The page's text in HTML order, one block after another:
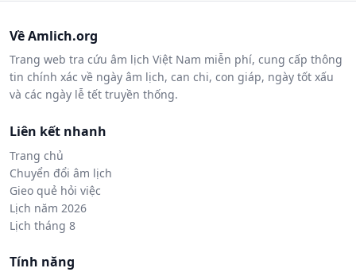
Về Amlich.org
Trang web tra cứu âm lịch Việt Nam miễn phí, cung cấp thông
tin chính xác về ngày âm lịch, can chi, con giáp, ngày tốt xấu
và các ngày lễ tết truyền thống.
Liên kết nhanh
Trang chủ
Chuyển đổi âm lịch
Gieo quẻ hỏi việc
Lịch năm 2026
Lịch tháng 8
Tính năng